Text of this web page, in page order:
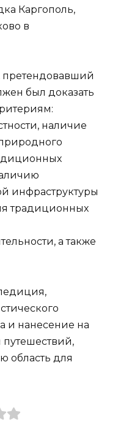
Каргополь,
в
претендовавший
был доказать
наличие
инфраструктуры
традиционных
а также
и нанесение на
путешествий,
область для